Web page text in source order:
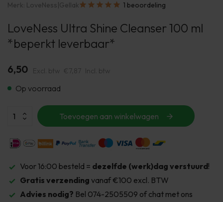
Merk: LoveNess|Gellak 1 beoordeling
LoveNess Ultra Shine Cleanser 100 ml
*beperkt leverbaar*
6,50 Excl. btw €7,87 Incl. btw
Op voorraad
Toevoegen aan winkelwagen
Voor 16:00 besteld = dezelfde (werk)dag verstuurd!
Gratis verzending vanaf €100 excl. BTW
Advies nodig? Bel 074-2505509 of chat met ons